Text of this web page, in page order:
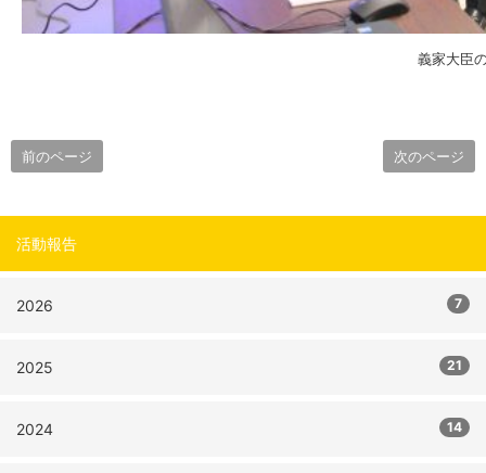
義家大臣
前のページ 次のページ
活動報告
2026 7
2025 21
2024 14